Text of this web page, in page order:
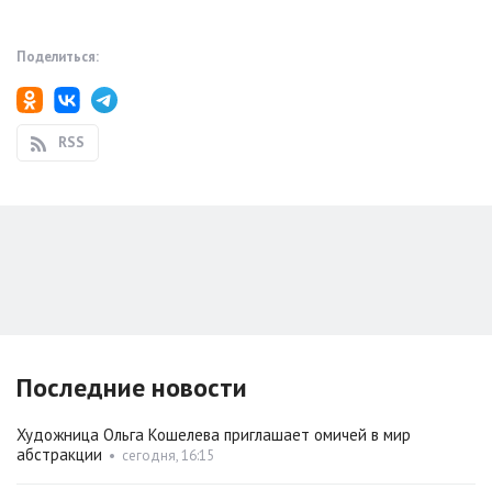
Поделиться:
RSS
Последние новости
Художница Ольга Кошелева приглашает омичей в мир
абстракции • сегодня, 16:15